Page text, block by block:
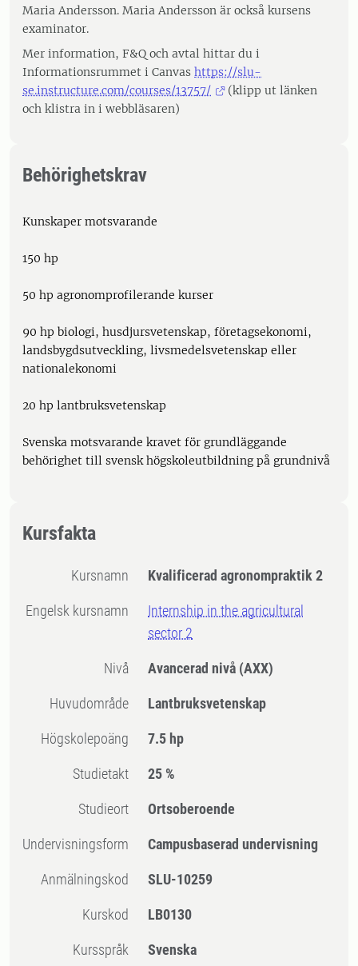
Maria Andersson. Maria Andersson är också kursens
examinator.
Mer information, F&Q och avtal hittar du i
Informationsrummet i Canvas https://slu-
se.instructure.com/courses/13757/
(klipp ut länken
och klistra in i webbläsaren)
Behörighetskrav
Kunskaper motsvarande
150 hp
50 hp agronomprofilerande kurser
90 hp biologi, husdjursvetenskap, företagsekonomi,
landsbygdsutveckling, livsmedelsvetenskap eller
nationalekonomi
20 hp lantbruksvetenskap
Svenska motsvarande kravet för grundläggande
behörighet till svensk högskoleutbildning på grundnivå
Kursfakta
Kursnamn Kvalificerad agronompraktik 2
Engelsk kursnamn
Internship in the agricultural
sector 2
Nivå Avancerad nivå (AXX)
Huvudområde Lantbruksvetenskap
högskolepoäng 7.5 hp
Studietakt 25 %
Studieort Ortsoberoende
Undervisningsform Campusbaserad undervisning
Anmälningskod SLU-10259
Kurskod LB0130
Kursspråk Svenska